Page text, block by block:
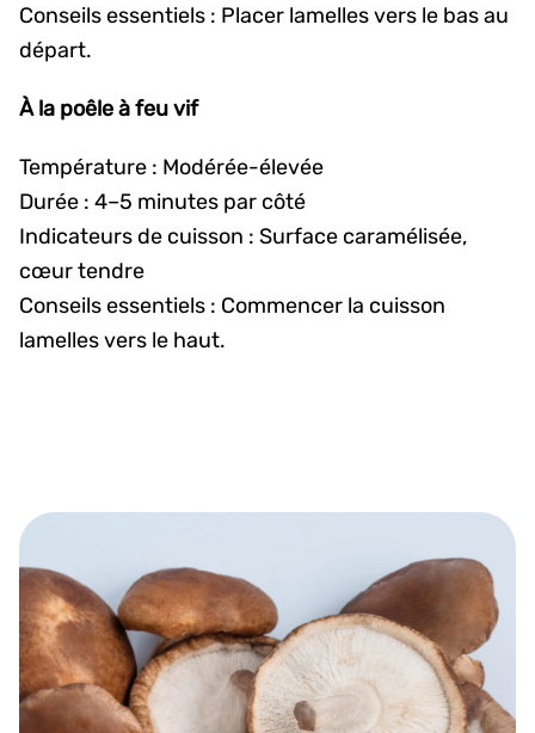
Conseils essentiels : Placer lamelles vers le bas au
départ.
À la poêle à feu vif
Température : Modérée-élevée
Durée : 4–5 minutes par côté
Indicateurs de cuisson : Surface caramélisée,
cœur tendre
Conseils essentiels : Commencer la cuisson
lamelles vers le haut.